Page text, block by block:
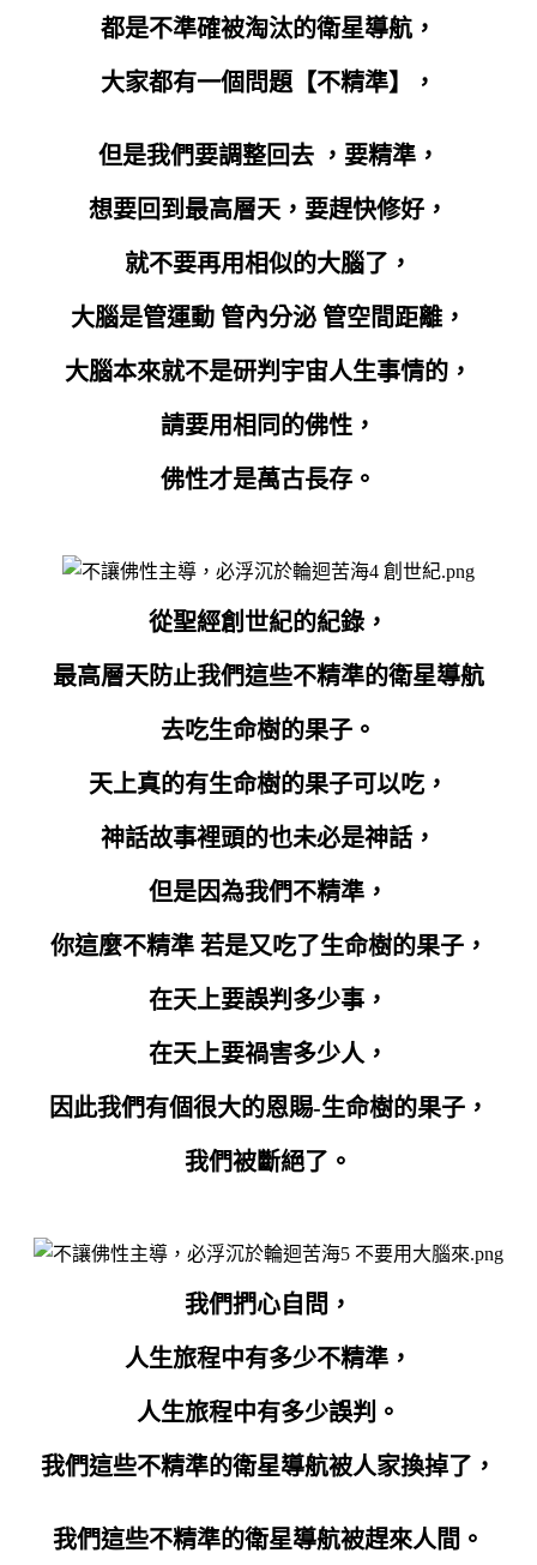
都是不準確被淘汰的衛星導航，
大家都有一個問題【不精準】，
但是我們要調整回去 ，要精準，
想要回到最高層天，要趕快修好，
就不要再用相似的大腦了，
大腦是管運動 管內分泌 管空間距離，
大腦本來就不是研判宇宙人生事情的，
請要用相同的佛性，
佛性才是萬古長存。
從聖經創世紀的紀錄，
最高層天防止我們這些不精準的衛星導航
去吃生命樹的果子。
天上真的有生命樹的果子可以吃，
神話故事裡頭的也未必是神話，
但是因為我們不精準，
你這麼不精準 若是又吃了生命樹的果子，
在天上要誤判多少事，
在天上要禍害多少人，
因此我們有個很大的恩賜-生命樹的果子，
我們被斷絕了。
我們捫心自問，
人生旅程中有多少不精準，
人生旅程中有多少誤判。
我們這些不精準的衛星導航被人家換掉了，
我們這些不精準的衛星導航被趕來人間。